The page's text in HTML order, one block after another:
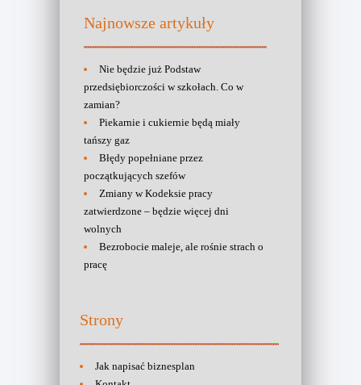
Najnowsze artykuły
Nie będzie już Podstaw
przedsiębiorczości w szkołach. Co w
zamian?
Piekarnie i cukiernie będą miały
tańszy gaz
Błędy popełniane przez
początkujących szefów
Zmiany w Kodeksie pracy
zatwierdzone – będzie więcej dni
wolnych
Bezrobocie maleje, ale rośnie strach o
pracę
Strony
Jak napisać biznesplan